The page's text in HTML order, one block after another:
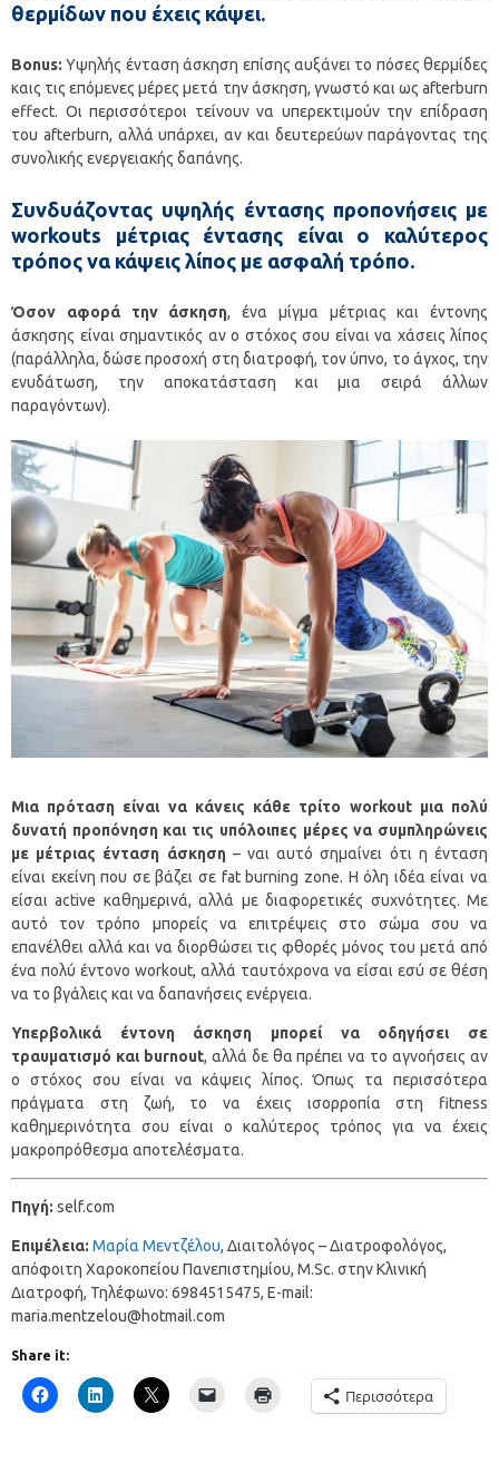
θερμίδων που έχεις κάψει.
Bonus: Υψηλής ένταση άσκηση επίσης αυξάνει το πόσες θερμίδες
καις τις επόμενες μέρες μετά την άσκηση, γνωστό και ως afterburn
effect. Οι περισσότεροι τείνουν να υπερεκτιμούν την επίδραση
του afterburn, αλλά υπάρχει, αν και δευτερεύων παράγοντας της
συνολικής ενεργειακής δαπάνης.
Συνδυάζοντας υψηλής έντασης προπονήσεις με
workouts μέτριας έντασης είναι ο καλύτερος
τρόπος να κάψεις λίπος με ασφαλή τρόπο.
Όσον αφορά την άσκηση, ένα μίγμα μέτριας και έντονης
άσκησης είναι σημαντικός αν ο στόχος σου είναι να χάσεις λίπος
(παράλληλα, δώσε προσοχή στη διατροφή, τον ύπνο, το άγχος, την
ενυδάτωση, την αποκατάσταση και μια σειρά άλλων
παραγόντων).
Μια πρόταση είναι να κάνεις κάθε τρίτο workout μια πολύ
δυνατή προπόνηση και τις υπόλοιπες μέρες να συμπληρώνεις
με μέτριας ένταση άσκηση – ναι αυτό σημαίνει ότι η ένταση
είναι εκείνη που σε βάζει σε fat burning zone. Η όλη ιδέα είναι να
είσαι active καθημερινά, αλλά με διαφορετικές συχνότητες. Με
αυτό τον τρόπο μπορείς να επιτρέψεις στο σώμα σου να
επανέλθει αλλά και να διορθώσει τις φθορές μόνος του μετά από
ένα πολύ έντονο workout, αλλά ταυτόχρονα να είσαι εσύ σε θέση
να το βγάλεις και να δαπανήσεις ενέργεια.
Υπερβολικά έντονη άσκηση μπορεί να οδηγήσει σε
τραυματισμό και burnout, αλλά δε θα πρέπει να το αγνοήσεις αν
ο στόχος σου είναι να κάψεις λίπος. Όπως τα περισσότερα
πράγματα στη ζωή, το να έχεις ισορροπία στη fitness
καθημερινότητα σου είναι ο καλύτερος τρόπος για να έχεις
μακροπρόθεσμα αποτελέσματα.
Πηγή: self.com
Επιμέλεια: Μαρία Μεντζέλου, Διαιτολόγος – Διατροφολόγος,
απόφοιτη Χαροκοπείου Πανεπιστημίου, M.Sc. στην Κλινική
Διατροφή, Τηλέφωνο: 6984515475, E-mail:
maria.mentzelou@hotmail.com
Share it:
Περισσότερα